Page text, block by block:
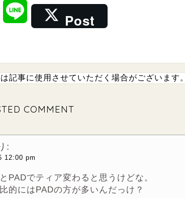
e
Post
記事に使用させていただく場合がございます。
COMMENT
:
12:00 pm
PADでティア変わると思うけどな。
的にはPADの方が多いんだっけ？